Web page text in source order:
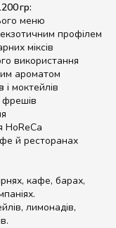
гр:
меню
профілем
міксів
використання
ароматом
і моктейлів
фрешів
HoReCa
й ресторанах
кафе, барах,
лимонадів,